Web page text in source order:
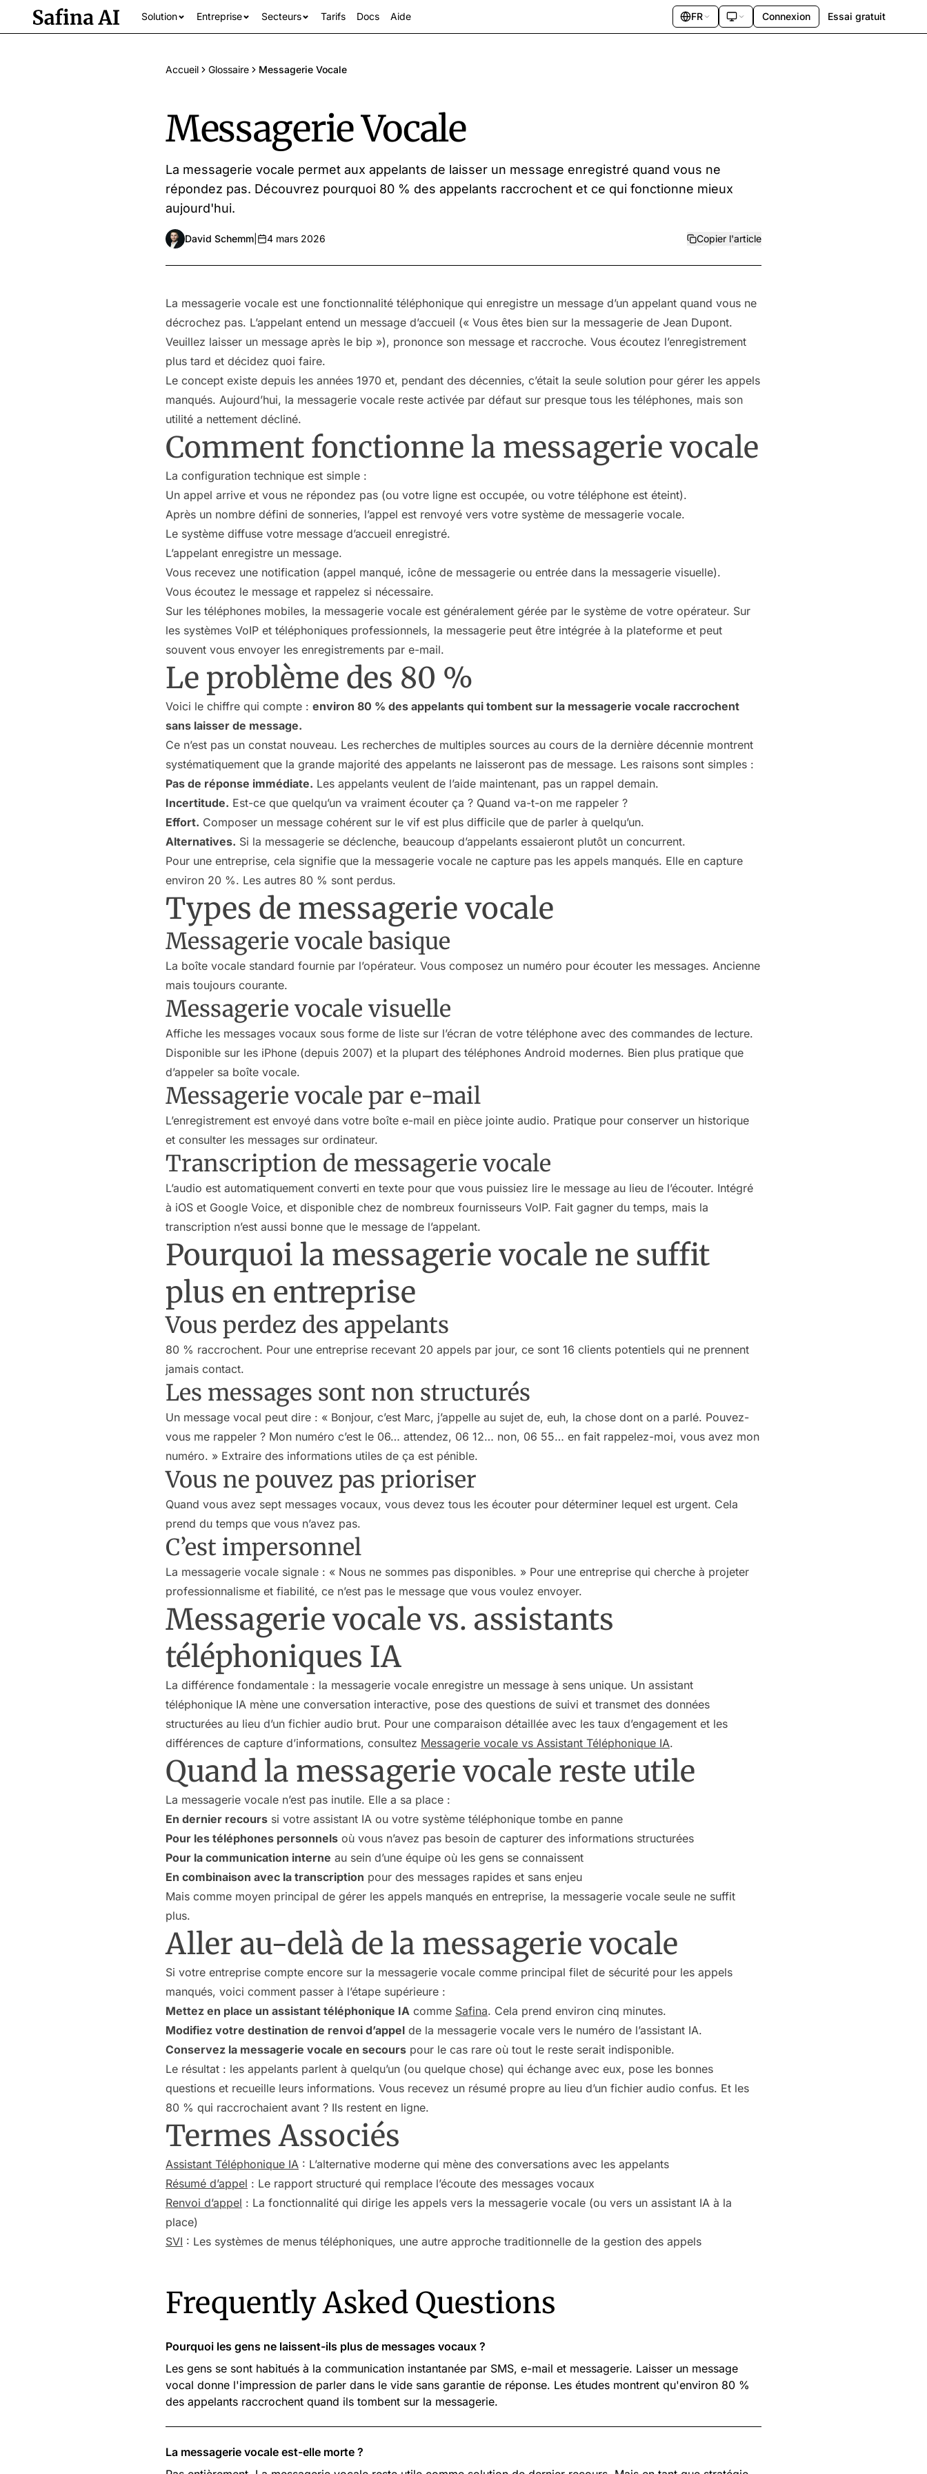
Solution Entreprise Secteurs
Tous les secteurs
Tarifs Docs Aide FR Connexion Essai gratuit
Accueil Glossaire Messagerie Vocale
Messagerie Vocale
La messagerie vocale permet aux appelants de laisser un message enregistré quand vous ne
répondez pas. Découvrez pourquoi 80 % des appelants raccrochent et ce qui fonctionne mieux
aujourd'hui.
David Schemm 4 mars 2026 Copier l'article
La messagerie vocale est une fonctionnalité téléphonique qui enregistre un message d’un appelant quand vous ne
décrochez pas. L’appelant entend un message d’accueil (« Vous êtes bien sur la messagerie de Jean Dupont.
Veuillez laisser un message après le bip »), prononce son message et raccroche. Vous écoutez l’enregistrement
plus tard et décidez quoi faire.
Le concept existe depuis les années 1970 et, pendant des décennies, c’était la seule solution pour gérer les appels
manqués. Aujourd’hui, la messagerie vocale reste activée par défaut sur presque tous les téléphones, mais son
utilité a nettement décliné.
Comment fonctionne la messagerie vocale
La configuration technique est simple :
Un appel arrive et vous ne répondez pas (ou votre ligne est occupée, ou votre téléphone est éteint).
Après un nombre défini de sonneries, l’appel est renvoyé vers votre système de messagerie vocale.
Le système diffuse votre message d’accueil enregistré.
L’appelant enregistre un message.
Vous recevez une notification (appel manqué, icône de messagerie ou entrée dans la messagerie visuelle).
Vous écoutez le message et rappelez si nécessaire.
Sur les téléphones mobiles, la messagerie vocale est généralement gérée par le système de votre opérateur. Sur
les systèmes VoIP et téléphoniques professionnels, la messagerie peut être intégrée à la plateforme et peut
souvent vous envoyer les enregistrements par e-mail.
Le problème des 80 %
Voici le chiffre qui compte : environ 80 % des appelants qui tombent sur la messagerie vocale raccrochent
sans laisser de message.
Ce n’est pas un constat nouveau. Les recherches de multiples sources au cours de la dernière décennie montrent
systématiquement que la grande majorité des appelants ne laisseront pas de message. Les raisons sont simples :
Pas de réponse immédiate. Les appelants veulent de l’aide maintenant, pas un rappel demain.
Incertitude. Est-ce que quelqu’un va vraiment écouter ça ? Quand va-t-on me rappeler ?
Effort. Composer un message cohérent sur le vif est plus difficile que de parler à quelqu’un.
Alternatives. Si la messagerie se déclenche, beaucoup d’appelants essaieront plutôt un concurrent.
Pour une entreprise, cela signifie que la messagerie vocale ne capture pas les appels manqués. Elle en capture
environ 20 %. Les autres 80 % sont perdus.
Types de messagerie vocale
Messagerie vocale basique
La boîte vocale standard fournie par l’opérateur. Vous composez un numéro pour écouter les messages. Ancienne
mais toujours courante.
Messagerie vocale visuelle
Affiche les messages vocaux sous forme de liste sur l’écran de votre téléphone avec des commandes de lecture.
Disponible sur les iPhone (depuis 2007) et la plupart des téléphones Android modernes. Bien plus pratique que
d’appeler sa boîte vocale.
Messagerie vocale par e-mail
L’enregistrement est envoyé dans votre boîte e-mail en pièce jointe audio. Pratique pour conserver un historique
et consulter les messages sur ordinateur.
Transcription de messagerie vocale
L’audio est automatiquement converti en texte pour que vous puissiez lire le message au lieu de l’écouter. Intégré
à iOS et Google Voice, et disponible chez de nombreux fournisseurs VoIP. Fait gagner du temps, mais la
transcription n’est aussi bonne que le message de l’appelant.
Pourquoi la messagerie vocale ne suffit
plus en entreprise
Vous perdez des appelants
80 % raccrochent. Pour une entreprise recevant 20 appels par jour, ce sont 16 clients potentiels qui ne prennent
jamais contact.
Les messages sont non structurés
Un message vocal peut dire : « Bonjour, c’est Marc, j’appelle au sujet de, euh, la chose dont on a parlé. Pouvez-
vous me rappeler ? Mon numéro c’est le 06… attendez, 06 12… non, 06 55… en fait rappelez-moi, vous avez mon
numéro. » Extraire des informations utiles de ça est pénible.
Vous ne pouvez pas prioriser
Quand vous avez sept messages vocaux, vous devez tous les écouter pour déterminer lequel est urgent. Cela
prend du temps que vous n’avez pas.
C’est impersonnel
La messagerie vocale signale : « Nous ne sommes pas disponibles. » Pour une entreprise qui cherche à projeter
professionnalisme et fiabilité, ce n’est pas le message que vous voulez envoyer.
Messagerie vocale vs. assistants
téléphoniques IA
La différence fondamentale : la messagerie vocale enregistre un message à sens unique. Un assistant
téléphonique IA mène une conversation interactive, pose des questions de suivi et transmet des données
structurées au lieu d’un fichier audio brut. Pour une comparaison détaillée avec les taux d’engagement et les
différences de capture d’informations, consultez Messagerie vocale vs Assistant Téléphonique IA.
Quand la messagerie vocale reste utile
La messagerie vocale n’est pas inutile. Elle a sa place :
En dernier recours si votre assistant IA ou votre système téléphonique tombe en panne
Pour les téléphones personnels où vous n’avez pas besoin de capturer des informations structurées
Pour la communication interne au sein d’une équipe où les gens se connaissent
En combinaison avec la transcription pour des messages rapides et sans enjeu
Mais comme moyen principal de gérer les appels manqués en entreprise, la messagerie vocale seule ne suffit
plus.
Aller au-delà de la messagerie vocale
Si votre entreprise compte encore sur la messagerie vocale comme principal filet de sécurité pour les appels
manqués, voici comment passer à l’étape supérieure :
Mettez en place un assistant téléphonique IA comme Safina. Cela prend environ cinq minutes.
Modifiez votre destination de renvoi d’appel de la messagerie vocale vers le numéro de l’assistant IA.
Conservez la messagerie vocale en secours pour le cas rare où tout le reste serait indisponible.
Le résultat : les appelants parlent à quelqu’un (ou quelque chose) qui échange avec eux, pose les bonnes
questions et recueille leurs informations. Vous recevez un résumé propre au lieu d’un fichier audio confus. Et les
80 % qui raccrochaient avant ? Ils restent en ligne.
Termes Associés
Assistant Téléphonique IA : L’alternative moderne qui mène des conversations avec les appelants
Résumé d’appel : Le rapport structuré qui remplace l’écoute des messages vocaux
Renvoi d’appel : La fonctionnalité qui dirige les appels vers la messagerie vocale (ou vers un assistant IA à la
place)
SVI : Les systèmes de menus téléphoniques, une autre approche traditionnelle de la gestion des appels
Frequently Asked Questions
Pourquoi les gens ne laissent-ils plus de messages vocaux ?
Les gens se sont habitués à la communication instantanée par SMS, e-mail et messagerie. Laisser un message
vocal donne l'impression de parler dans le vide sans garantie de réponse. Les études montrent qu'environ 80 %
des appelants raccrochent quand ils tombent sur la messagerie.
La messagerie vocale est-elle morte ?